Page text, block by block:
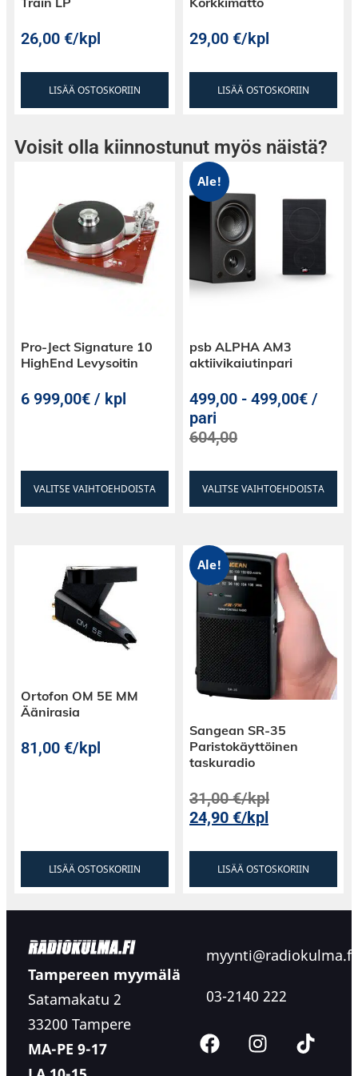
26,00€/kpl
LISÄÄ OSTOSKORIIN
29,00€/kpl
LISÄÄ OSTOSKORIIN
Voisit olla kiinnostunut myös näistä?
Pro-Ject Signature 10
HighEnd Levysoitin
6 999,00€ / kpl
VALITSE VAIHTOEHDOISTA
Ale!
psb ALPHA AM3
aktiivikaiutinpari
499,00 -499,00€ /
pari
604,00
VALITSE VAIHTOEHDOISTA
Ortofon OM 5E MM
Äänirasia
81,00€/kpl
LISÄÄ OSTOSKORIIN
Ale!
Sangean SR-35
Paristokäyttöinen
taskuradio
31,00€/kpl
24,90€/kpl
LISÄÄ OSTOSKORIIN
Tampereen myymälä
Satamakatu 2
33200 Tampere
MA-PE 9-17
myynti@radiokulma.fi
03-2140 222